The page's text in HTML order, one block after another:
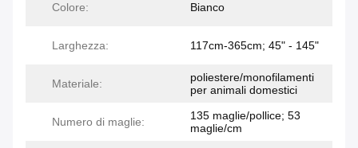
Colore: Bianco
Larghezza: 117cm-365cm; 45" - 145"
Materiale:
poliestere/monofilamenti
per animali domestici
Numero di maglie:
135 maglie/pollice; 53
maglie/cm